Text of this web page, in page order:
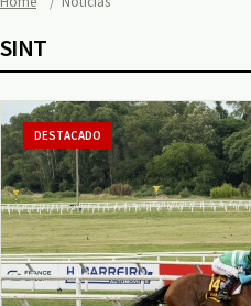
SINT
DESTACADO